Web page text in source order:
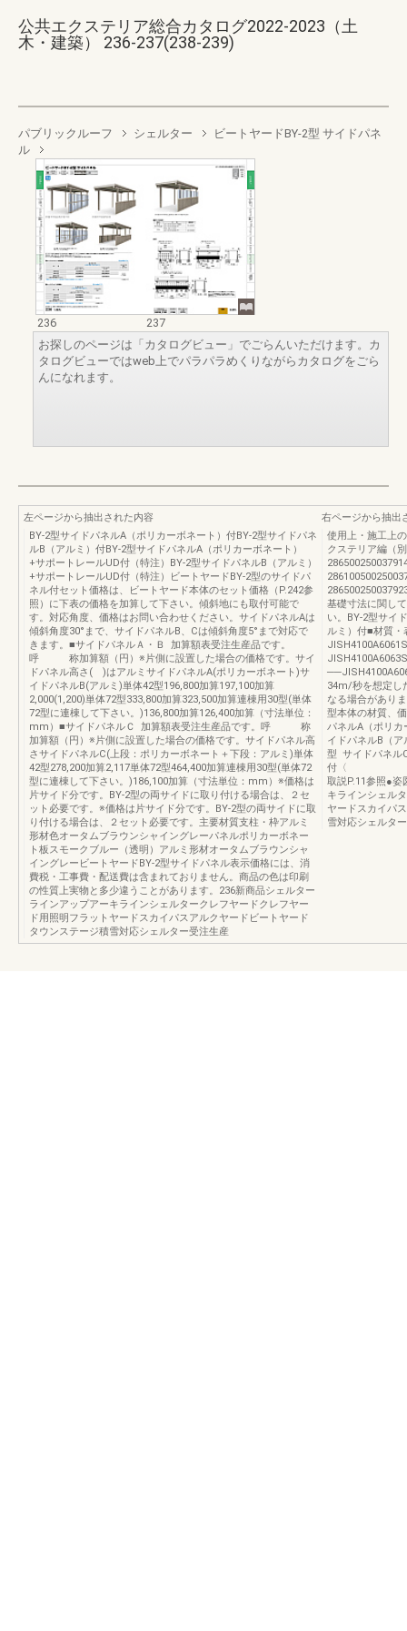
公共エクステリア総合カタログ2022-2023（土
木・建築） 236-237(238-239)
パブリックルーフ シェルター
ビートヤードBY-2型 サイドパネ
ル
236
237
お探しのページは「カタログビュー」でごらんいただけます。カ
タログビューではweb上でパラパラめくりながらカタログをごら
んになれます。
左ページから抽出された内容
BY-2型サイドパネルA（ポリカーボネート）付BY-2型サイドパネ
ルB（アルミ）付BY-2型サイドパネルA（ポリカーボネート）
+サポートレールUD付（特注）BY-2型サイドパネルB（アルミ）
+サポートレールUD付（特注）ビートヤードBY-2型のサイドパ
ネル付セット価格は、ビートヤード本体のセット価格（P.242参
照）に下表の価格を加算して下さい。傾斜地にも取付可能で
す。対応角度、価格はお問い合わせください。サイドパネルAは
傾斜角度30°まで、サイドパネルB、Cは傾斜角度5°まで対応で
きます。■サイドパネルＡ・Ｂ 加算額表受注生産品です。
呼 称加算額（円）※片側に設置した場合の価格です。サイ
ドパネル高さ( )はアルミサイドパネルA(ポリカーボネート)サ
イドパネルB(アルミ)単体42型196,800加算197,100加算
2,000(1,200)単体72型333,800加算323,500加算連棟用30型(単体
72型に連棟して下さい。)136,800加算126,400加算（寸法単位：
mm）■サイドパネルＣ 加算額表受注生産品です。呼 称
加算額（円）※片側に設置した場合の価格です。サイドパネル高
さサイドパネルC(上段：ポリカーボネート＋下段：アルミ)単体
42型278,200加算2,117単体72型464,400加算連棟用30型(単体72
型に連棟して下さい。)186,100加算（寸法単位：mm）※価格は
片サイド分です。BY-2型の両サイドに取り付ける場合は、２セ
ット必要です。※価格は片サイド分です。BY-2型の両サイドに取
り付ける場合は、２セット必要です。主要材質支柱・枠アルミ
形材色オータムブラウンシャイングレーパネルポリカーボネー
ト板スモークブルー（透明）アルミ形材オータムブラウンシャ
イングレービートヤードBY-2型サイドパネル表示価格には、消
費税・工事費・配送費は含まれておりません。商品の色は印刷
の性質上実物と多少違うことがあります。236新商品シェルター
ラインアップアーキラインシェルタークレフヤードクレフヤー
ド用照明フラットヤードスカイパスアルクヤードビートヤード
タウンステージ積雪対応シェルター受注生産
右ページから抽出
使用上・施工上
クステリア編（
基礎寸法に関し
い。BY-2型サイ
ルミ）付■材質
34m/秒を想定し
なる場合があり
型本体の材質、
パネルA（ポ
イドパネルB
型 サイドパネル
付〈 〉デ
取説P.11参照●姿
キラインシェル
ヤードスカイパ
雪対応シェルター